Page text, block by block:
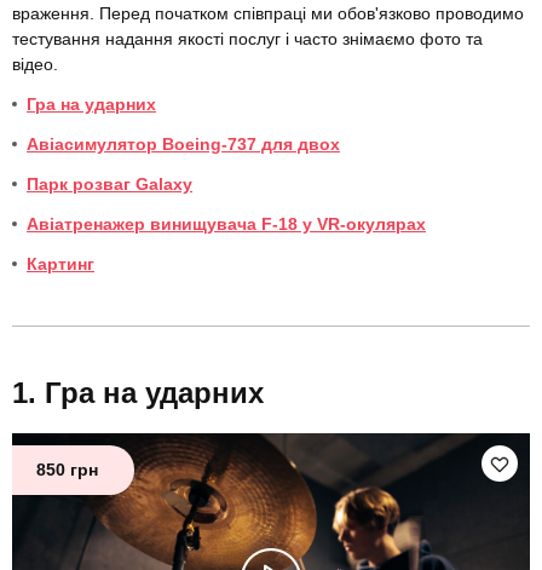
враження. Перед початком співпраці ми обов'язково проводимо
тестування надання якості послуг і часто знімаємо фото та
відео.
Гра на ударних
Авіасимулятор Boeing-737 для двох
Парк розваг Galaxy
Авіатренажер винищувача F-18 у VR-окулярах
Картинг
Гра на ударних
850 грн